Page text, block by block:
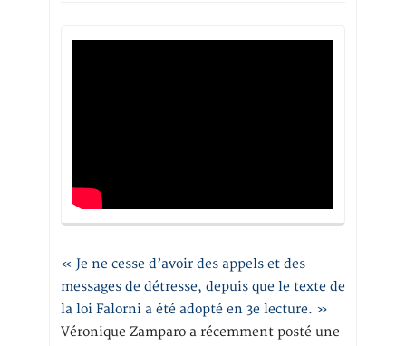
« Je ne cesse d’avoir des appels et des
messages de détresse, depuis que le texte de
la loi Falorni a été adopté en 3e lecture. »
Véronique Zamparo a récemment posté une